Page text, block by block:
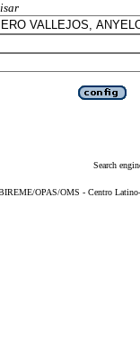
Search
OPAS/OMS - Centro Latino-